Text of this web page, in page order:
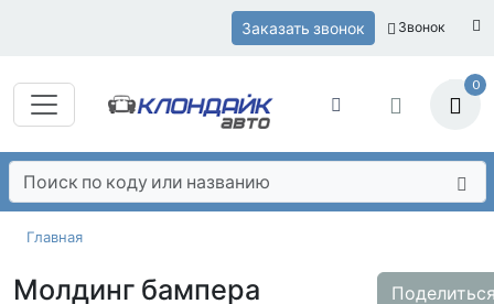
Заказать звонок Звонок
0
Главная
Молдинг бампера